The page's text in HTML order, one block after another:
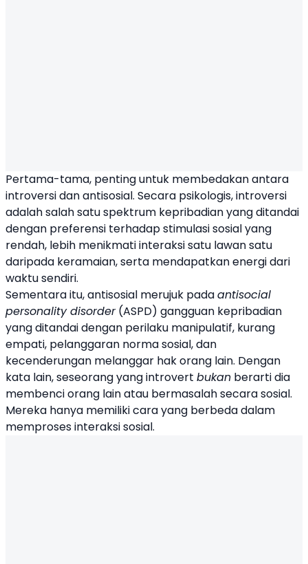
Pertama-tama, penting untuk membedakan antara
introversi dan antisosial. Secara psikologis, introversi
adalah salah satu spektrum kepribadian yang ditandai
dengan preferensi terhadap stimulasi sosial yang
rendah, lebih menikmati interaksi satu lawan satu
daripada keramaian, serta mendapatkan energi dari
waktu sendiri.
Sementara itu, antisosial merujuk padaantisocial
personality disorder(ASPD) gangguan kepribadian
yang ditandai dengan perilaku manipulatif, kurang
empati, pelanggaran norma sosial, dan
kecenderungan melanggar hak orang lain. Dengan
kata lain, seseorang yang introvert bukan berarti dia
membenci orang lain atau bermasalah secara sosial.
Mereka hanya memiliki cara yang berbeda dalam
memproses interaksi sosial.